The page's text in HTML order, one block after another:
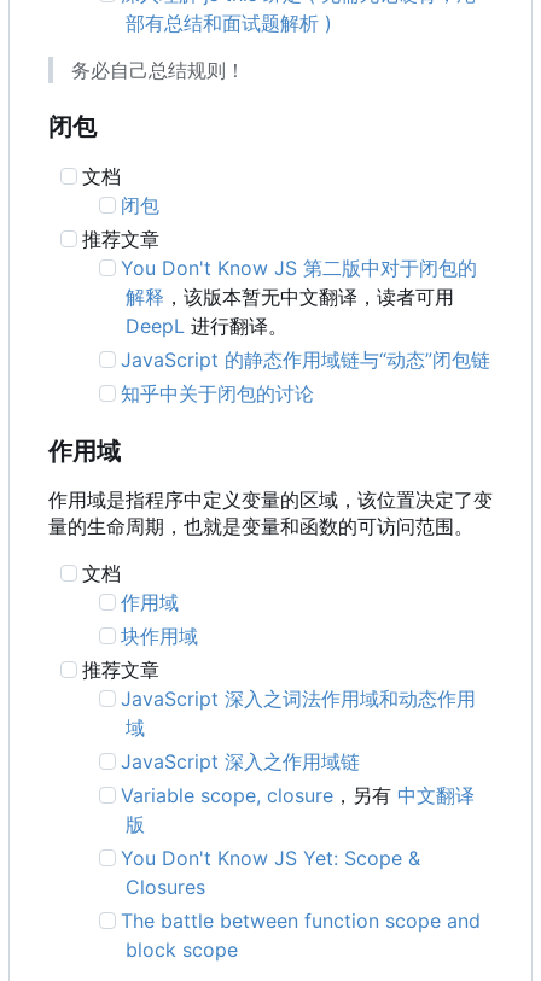
部有总结和面试题解析 )
务必自己总结规则！
闭包
文档
闭包
推荐文章
You Don't Know JS 第二版中对于闭包的
解释 ，该版本暂无中文翻译，读者可用
DeepL 进行翻译。
JavaScript 的静态作用域链与“动态”闭包链
知乎中关于闭包的讨论
作用域
作用域是指程序中定义变量的区域，该位置决定了变
量的生命周期，也就是变量和函数的可访问范围。
文档
作用域
块作用域
推荐文章
JavaScript 深入之词法作用域和动态作用
域
JavaScript 深入之作用域链
Variable scope, closure ，另有 中文翻译
版
You Don't Know JS Yet: Scope &
Closures
The battle between function scope and
block scope